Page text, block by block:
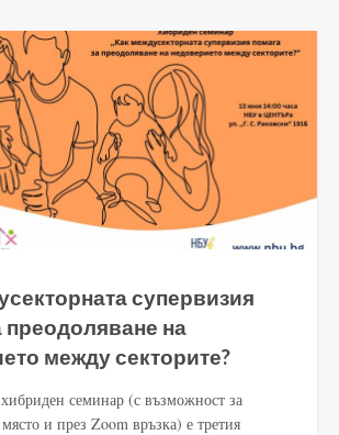
супервизия
преодоляване на
между секторите?
семинар (с възможност за
и през Zoom връзка) е третия